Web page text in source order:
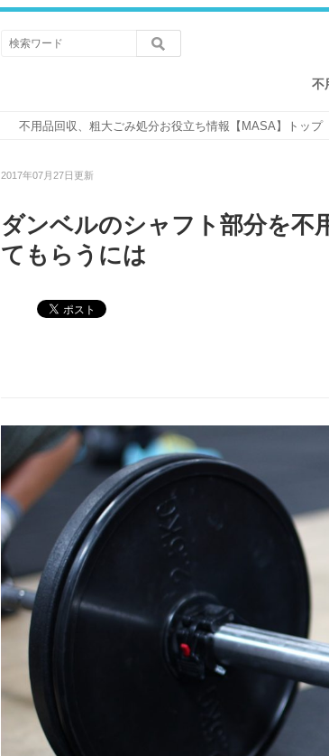
不
不用品回収、粗大ごみ処分お役立ち情報【MASA】トップ
2017年07月27日更新
ダンベルのシャフト部分を不
てもらうには